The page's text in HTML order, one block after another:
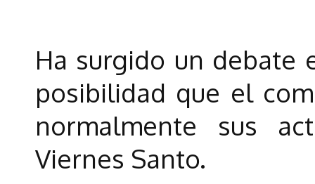
Ha surgido un debate
posibilidad que el
normalmente sus
Viernes Santo.